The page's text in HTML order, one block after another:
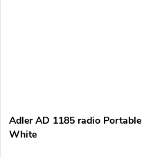
Adler AD 1185 radio Portable
White